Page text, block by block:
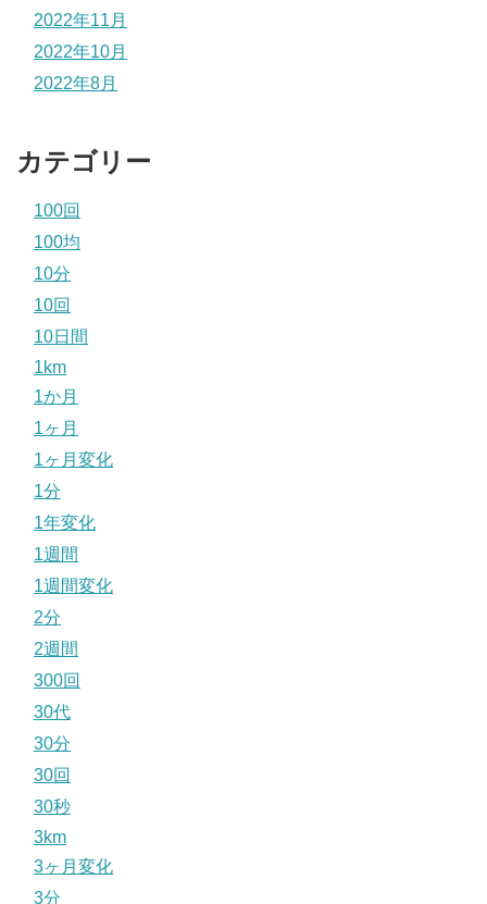
2022年11月
2022年10月
2022年8月
カテゴリー
100回
100均
10分
10回
10日間
1km
1か月
1ヶ月
1ヶ月変化
1分
1年変化
1週間
1週間変化
2分
2週間
300回
30代
30分
30回
30秒
3km
3ヶ月変化
3分